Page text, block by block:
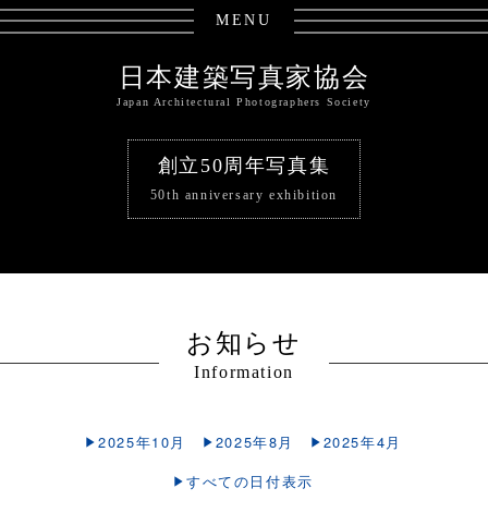
MENU
日本建築写真家協会
Japan Architectural Photographers Society
創立50周年写真集
50th anniversary exhibition
お知らせ
Information
2025年10月 2025年8月
2025年4月
すべての日付表示